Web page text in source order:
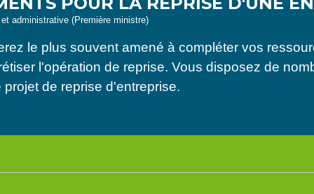
administrative (Première ministre)
le plus souvent amené à compléter vos
l'opération de reprise. Vous disposez de
de reprise d'entreprise.